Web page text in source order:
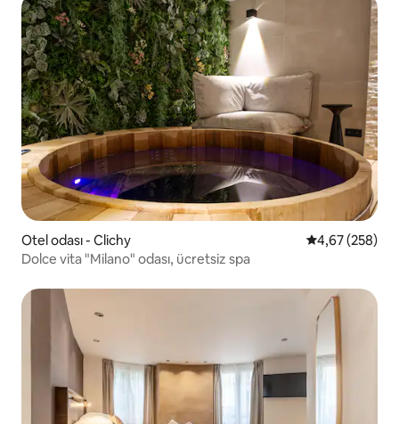
Otel odası - Clichy 5 üzerinden
4,67 (258)
Dolce vita "Milano" odası, ücretsiz spa